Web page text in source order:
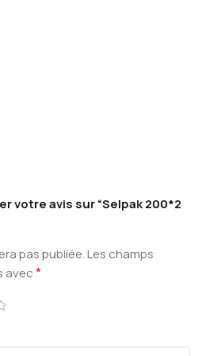
votre avis sur “Selpak 200*2
pas publiée.Les champs
avec*